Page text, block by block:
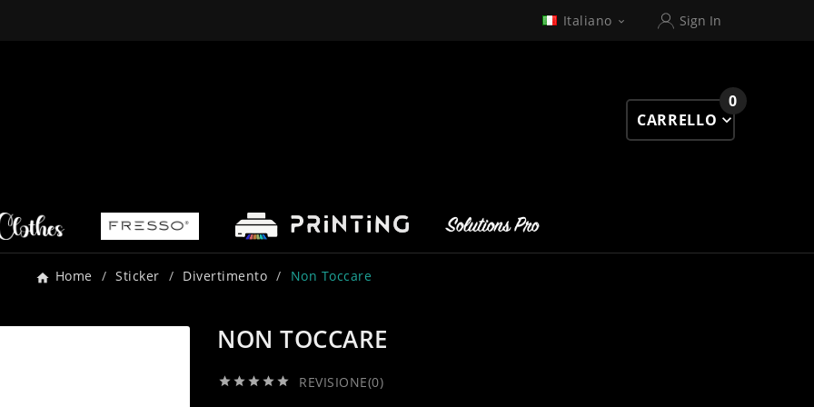
Italiano  Sign In
CARRELLO
0
Home Sticker Divertimento Non Toccare
NON TOCCARE
     REVISIONE(0)